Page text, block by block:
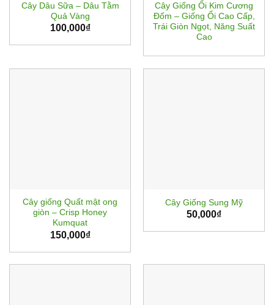
Cây Dâu Sữa – Dâu Tằm
Quả Vàng
100,000₫
Cây Giống Ổi Kim Cương
Đốm – Giống Ổi Cao Cấp,
Trái Giòn Ngọt, Năng Suất
Cao
Cây giống Quất mật ong
giòn – Crisp Honey
Kumquat
150,000₫
Cây Giống Sung Mỹ
50,000₫